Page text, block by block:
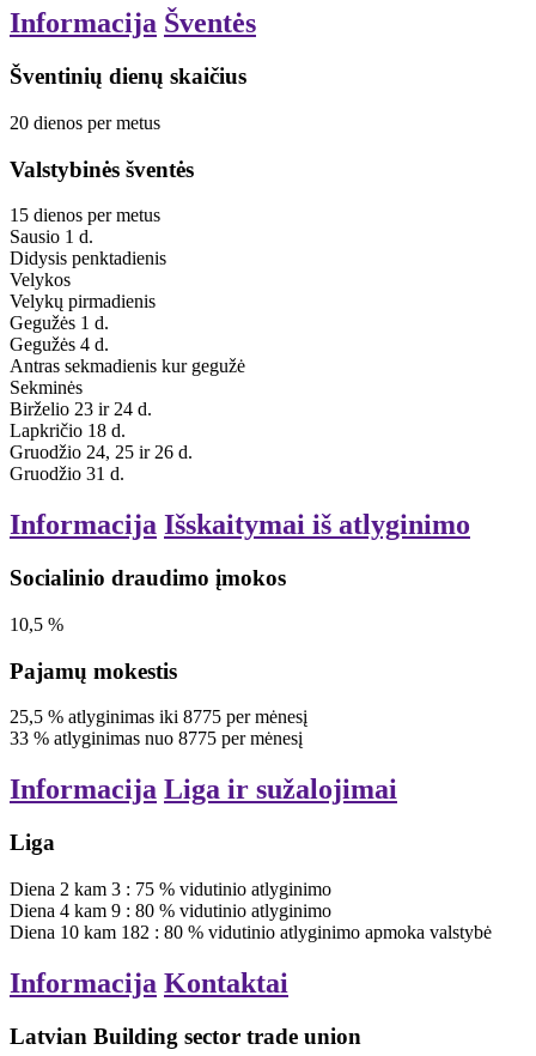
Informacija Šventės
Šventinių dienų skaičius
20 dienos per metus
Valstybinės šventės
15 dienos per metus
Sausio 1 d.
Didysis penktadienis
Velykos
Velykų pirmadienis
Gegužės 1 d.
Gegužės 4 d.
Antras sekmadienis kur gegužė
Sekminės
Birželio 23 ir 24 d.
Lapkričio 18 d.
Gruodžio 24, 25 ir 26 d.
Gruodžio 31 d.
Informacija Išskaitymai iš atlyginimo
Socialinio draudimo įmokos
10,5 %
Pajamų mokestis
25,5 % atlyginimas iki 8775 per mėnesį
33 % atlyginimas nuo 8775 per mėnesį
Informacija Liga ir sužalojimai
Liga
Diena 2 kam 3 : 75 % vidutinio atlyginimo
Diena 4 kam 9 : 80 % vidutinio atlyginimo
Diena 10 kam 182 : 80 % vidutinio atlyginimo apmoka valstybė
Informacija Kontaktai
Latvian Building sector trade union